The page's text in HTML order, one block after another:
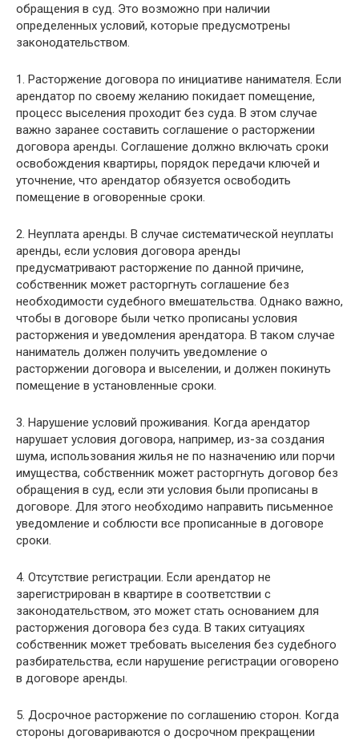
обращения в суд. Это возможно при наличии
определенных условий, которые предусмотрены
законодательством.
1. Расторжение договора по инициативе нанимателя. Если
арендатор по своему желанию покидает помещение,
процесс выселения проходит без суда. В этом случае
важно заранее составить соглашение о расторжении
договора аренды. Соглашение должно включать сроки
освобождения квартиры, порядок передачи ключей и
уточнение, что арендатор обязуется освободить
помещение в оговоренные сроки.
2. Неуплата аренды. В случае систематической неуплаты
аренды, если условия договора аренды
предусматривают расторжение по данной причине,
собственник может расторгнуть соглашение без
необходимости судебного вмешательства. Однако важно,
чтобы в договоре были четко прописаны условия
расторжения и уведомления арендатора. В таком случае
наниматель должен получить уведомление о
расторжении договора и выселении, и должен покинуть
помещение в установленные сроки.
3. Нарушение условий проживания. Когда арендатор
нарушает условия договора, например, из-за создания
шума, использования жилья не по назначению или порчи
имущества, собственник может расторгнуть договор без
обращения в суд, если эти условия были прописаны в
договоре. Для этого необходимо направить письменное
уведомление и соблюсти все прописанные в договоре
сроки.
4. Отсутствие регистрации. Если арендатор не
зарегистрирован в квартире в соответствии с
законодательством, это может стать основанием для
расторжения договора без суда. В таких ситуациях
собственник может требовать выселения без судебного
разбирательства, если нарушение регистрации оговорено
в договоре аренды.
5. Досрочное расторжение по соглашению сторон. Когда
стороны договариваются о досрочном прекращении